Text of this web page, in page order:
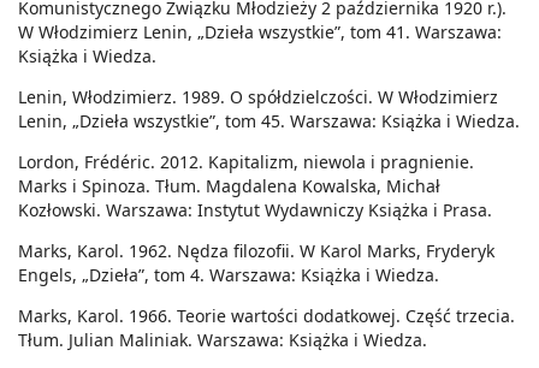
Komunistycznego Związku Młodzieży 2 października 1920 r.).
W Włodzimierz Lenin, „Dzieła wszystkie”, tom 41. Warszawa:
Książka i Wiedza.
Lenin, Włodzimierz. 1989. O spółdzielczości. W Włodzimierz
Lenin, „Dzieła wszystkie”, tom 45. Warszawa: Książka i Wiedza.
Lordon, Frédéric. 2012. Kapitalizm, niewola i pragnienie.
Marks i Spinoza. Tłum. Magdalena Kowalska, Michał
Kozłowski. Warszawa: Instytut Wydawniczy Książka i Prasa.
Marks, Karol. 1962. Nędza filozofii. W Karol Marks, Fryderyk
Engels, „Dzieła”, tom 4. Warszawa: Książka i Wiedza.
Marks, Karol. 1966. Teorie wartości dodatkowej. Część trzecia.
Tłum. Julian Maliniak. Warszawa: Książka i Wiedza.